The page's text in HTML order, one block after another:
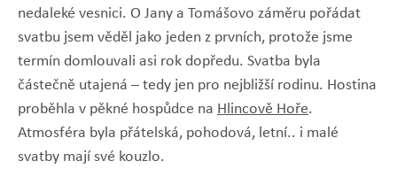
nedaleké vesnici. O Jany a Tomášovo záměru pořádat
svatbu jsem věděl jako jeden z prvních, protože jsme
termín domlouvali asi rok dopředu. Svatba byla
částečně utajená – tedy jen pro nejbližší rodinu. Hostina
proběhla v pěkné hospůdce na Hlincově Hoře.
Atmosféra byla přátelská, pohodová, letní.. i malé
svatby mají své kouzlo.